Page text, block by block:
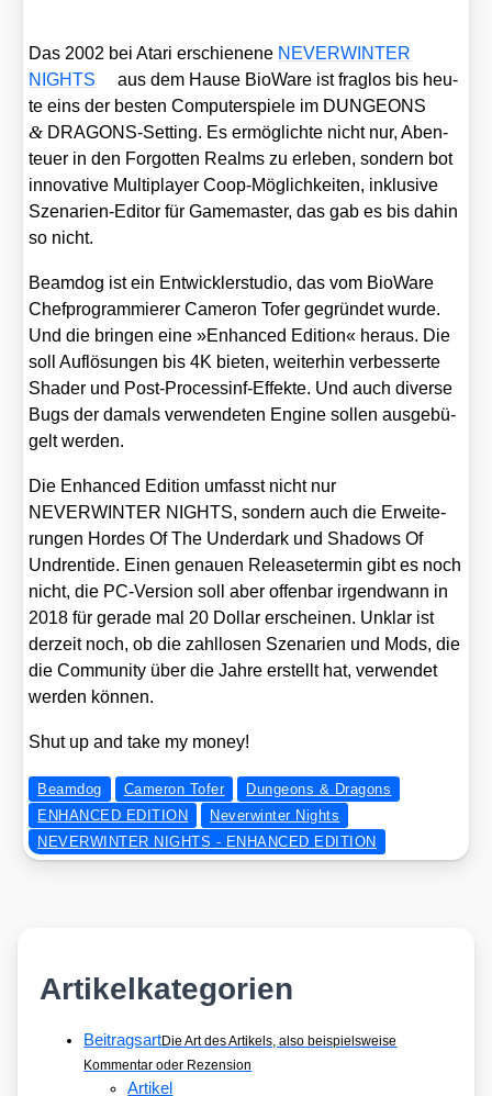
Das 2002 bei Ata­ri erschie­ne­ne NEVERWINTER
NIGHTS
aus dem Hau­se Bio­Wa­re ist frag­los bis heu­
te eins der bes­ten Com­pu­ter­spie­le im DUNGEONS
& DRA­GONS-Set­ting. Es ermög­lich­te nicht nur, Aben­
teu­er in den For­got­ten Realms zu erle­ben, son­dern bot
inno­va­ti­ve Mul­ti­play­er Coop-Mög­lich­kei­ten, inklu­si­ve
Sze­na­ri­en-Edi­tor für Game­mas­ter, das gab es bis dahin
so nicht.
Beam­dog ist ein Ent­wick­ler­stu­dio, das vom Bio­Wa­re
Chef­pro­gram­mie­rer Came­ron Tofer gegrün­det wur­de.
Und die brin­gen eine »Enhan­ced Edi­ti­on« her­aus. Die
soll Auf­lö­sun­gen bis 4K bie­ten, wei­ter­hin ver­bes­ser­te
Shader und Post-Pro­ces­sinf-Effek­te. Und auch diver­se
Bugs der damals ver­wen­de­ten Engi­ne sol­len aus­ge­bü­
gelt wer­den.
Die Enhan­ced Edi­ti­on umfasst nicht nur
NEVERWINTER NIGHTS, son­dern auch die Erwei­te­
run­gen Hor­des Of The Under­d­ark und Shadows Of
Und­rent­i­de. Einen genau­en Release­ter­min gibt es noch
nicht, die PC-Ver­si­on soll aber offen­bar irgend­wann in
2018 für gera­de mal 20 Dol­lar erschei­nen. Unklar ist
der­zeit noch, ob die zahl­lo­sen Sze­na­ri­en und Mods, die
die Com­mu­ni­ty über die Jah­re erstellt hat, ver­wen­det
wer­den kön­nen.
Shut up and take my money!
Beamdog Cameron Tofer
Dungeons & Dragons
ENHANCED EDITION
Neverwinter Nights
NEVERWINTER NIGHTS - ENHANCED EDITION
Artikelkategorien
BeitragsartDie Art des Artikels, also beispielsweise
Kommentar oder Rezension
Artikel